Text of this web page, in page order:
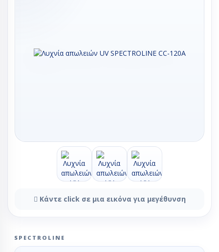
Κάντε click σε μια εικόνα για μεγέθυνση
SPECTROLINE